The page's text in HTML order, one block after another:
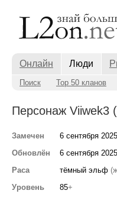
Онлайн Люди
Поиск Top 50 кланов
Персонаж Viiwek3
Замечен 6 сентября 2025
Обновлён
6 сентября
Раса
тёмный эльф
Уровень
85+